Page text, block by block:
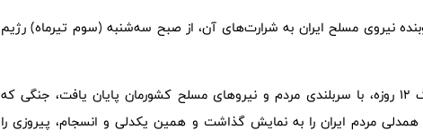
کوبنده نیروی مسلح ایران به شرارت‌های آن، از صبح سه‌شنبه (سوم تیرماه) رژیم
تجاوز رژیم صهیونیستی به خاک ایران اسلامی و جنگ ۱۲ روزه، با سربلندی مردم و نیروهای مسلح کشورمان پایان یافت، جنگی که
مردم ایران را به نمایش گذاشت و همین یکدلی و انسجام، پیروزی را